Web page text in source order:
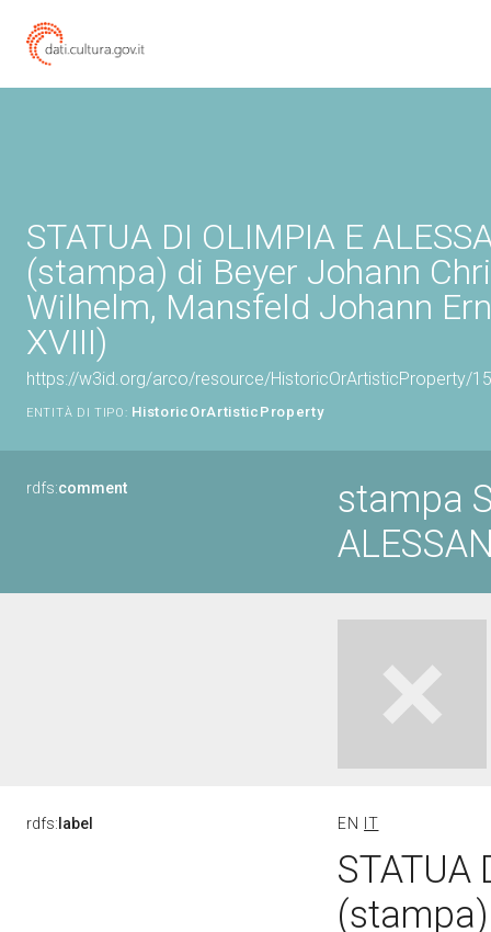
STATUA DI OLIMPIA E
(stampa) di Beyer Johann
Wilhelm, Mansfeld Johann
XVIII)
https://w3id.org/arco/resource/HistoricOrArtisticProperty/
ENTITÀ DI TIPO: HistoricOrArtisticProperty
rdfs:comment
stampa
rdfs: label EN IT
STATUA